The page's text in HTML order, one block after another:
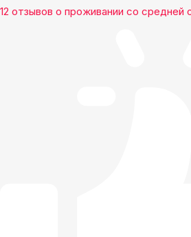
12 отзывов о проживании со средней